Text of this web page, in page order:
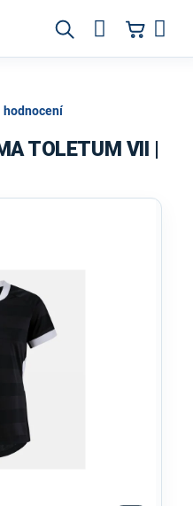
hodnocení
TOLETUM VII |